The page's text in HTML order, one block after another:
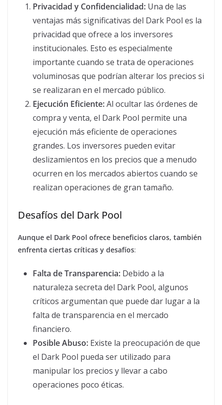
Privacidad y Confidencialidad: Una de las
ventajas más significativas del Dark Pool es la
privacidad que ofrece a los inversores
institucionales. Esto es especialmente
importante cuando se trata de operaciones
voluminosas que podrían alterar los precios si
se realizaran en el mercado público.
Ejecución Eficiente:Al ocultar las órdenes de
compra y venta, el Dark Pool permite una
ejecución más eficiente de operaciones
grandes. Los inversores pueden evitar
deslizamientos en los precios que a menudo
ocurren en los mercados abiertos cuando se
realizan operaciones de gran tamaño.
Desafíos del Dark Pool
Aunque el Dark Pool ofrece beneficios claros, también
enfrenta ciertas críticas y desafíos:
Falta de Transparencia: Debido a la
naturaleza secreta del Dark Pool, algunos
críticos argumentan que puede dar lugar a la
falta de transparencia en el mercado
financiero.
Posible Abuso: Existe la preocupación de que
el Dark Pool pueda ser utilizado para
manipular los precios y llevar a cabo
operaciones poco éticas.